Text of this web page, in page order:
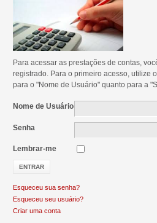
Para acessar as prestações de contas,
registrado. Para o primeiro acesso, utilize
para o "Nome de Usuário" quanto para a
Nome de Usuário
Senha
Lembrar-me
Esqueceu sua senha?
Esqueceu seu usuário?
Criar uma conta